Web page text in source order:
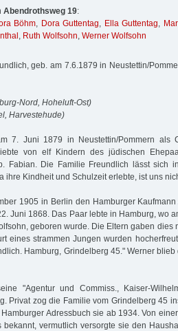
Abendrothsweg 19:
Böhm, Dora Guttentag, Ella Guttentag,
, Ruth Wolfsohn, Werner Wolfsohn
geb. am 7.6.1879 in Neustettin/
Nord, Hoheluft-Ost)
Harvestehude)
7. Juni 1879 in Neustettin/Pommern als
von elf Kindern des jüdischen
Fabian. Die Familie Freundlich lässt sich
ihre Kindheit und Schulzeit erlebte, ist uns
1905 in Berlin den Hamburger Kaufmann
Juni 1868. Das Paar lebte in Hamburg, wo
geboren wurde. Die Eltern gaben dies
eines strammen Jungen wurden
Hamburg, Grindelberg 45." Werner blieb
"Agentur und Commiss., Kaiser-
Privat zog die Familie vom Grindelberg 45
Adressbuch sie ab 1934. Von
bekannt, vermutlich versorgte sie den